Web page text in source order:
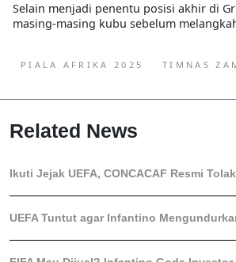
Selain menjadi penentu posisi akhir di
masing-masing kubu sebelum
PIALA AFRIKA 2025 TIMNAS
Related News
Ikuti Jejak UEFA, CONCACAF Resmi
UEFA Tuntut agar Infantino